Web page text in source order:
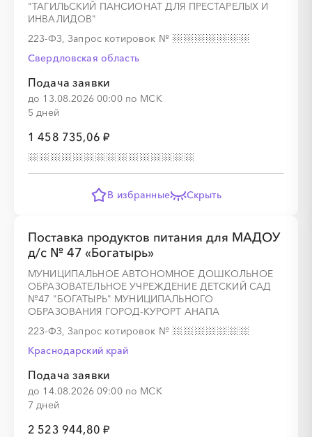
"ТАГИЛЬСКИЙ ПАНСИОНАТ ДЛЯ ПРЕСТАРЕЛЫХ И
ИНВАЛИДОВ"
223-ФЗ, Запрос котировок №
Свердловская область
Подача заявки
до 13.08.2026 00:00 по МСК
5 дней
1 458 735,06 ₽
В избранные Скрыть
Поставка продуктов питания для МАДОУ
д/с № 47 «Богатырь»
МУНИЦИПАЛЬНОЕ АВТОНОМНОЕ ДОШКОЛЬНОЕ
ОБРАЗОВАТЕЛЬНОЕ УЧРЕЖДЕНИЕ ДЕТСКИЙ САД
№47 "БОГАТЫРЬ" МУНИЦИПАЛЬНОГО
ОБРАЗОВАНИЯ ГОРОД-КУРОРТ АНАПА
223-ФЗ, Запрос котировок №
Краснодарский край
Подача заявки
до 14.08.2026 09:00 по МСК
7 дней
2 523 944,80 ₽
░
░
░
░
░
░
░
░
░
░
░
░
░░░░ ░
░
░
░
░
░
░
░
░
░
░
░
░
░